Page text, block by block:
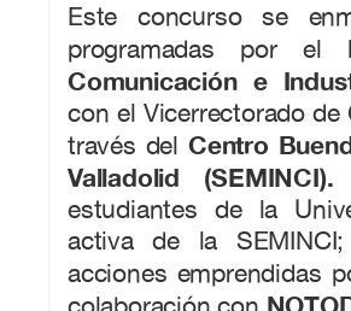
Este concurso se
programadas por el
Comunicación e
con el Vicerrectorado
través del Centro
Valladolid (SEMINCI).
estudiantes de la
activa de la
acciones emprendidas